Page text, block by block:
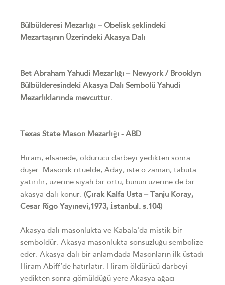
Bülbülderesi Mezarlığı – Obelisk şeklindeki
Mezartaşının Üzerindeki Akasya Dalı
Bet Abraham Yahudi Mezarlığı – Newyork / Brooklyn
Bülbülderesindeki Akasya Dalı Sembolü Yahudi
Mezarlıklarında mevcuttur.
Texas State Mason Mezarlığı - ABD
Hiram, efsanede, öldürücü darbeyi yedikten sonra
düşer. Masonik ritüelde, Aday, iste o zaman, tabuta
yatırılır, üzerine siyah bir örtü, bunun üzerine de bir
akasya dalı konur. (Çırak Kalfa Usta – Tanju Koray,
Cesar Rigo Yayınevi,1973, İstanbul. s.104)
Akasya dalı masonlukta ve Kabala'da mistik bir
semboldür. Akasya masonlukta sonsuzluğu sembolize
eder. Akasya dalı bir anlamdada Masonların ilk üstadı
Hiram Abiff’de hatırlatır. Hiram öldürücü darbeyi
yedikten sonra gömüldüğü yere Akasya ağacı